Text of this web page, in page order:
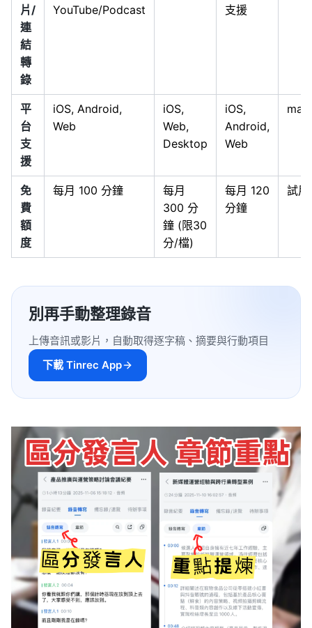
片/
連
結
轉
錄
YouTube/Podcast
支援
平
台
支
援
iOS, Android,
Web
iOS,
Web,
Desktop
iOS,
Android,
Web
免
費
額
度
每月 100 分鐘
每月
300 分
鐘 (限30
分/檔)
每月 120
分鐘
試用
別再手動整理錄音
上傳音訊或影片，自動取得逐字稿、摘要與行動項目
下載 Tinrec App